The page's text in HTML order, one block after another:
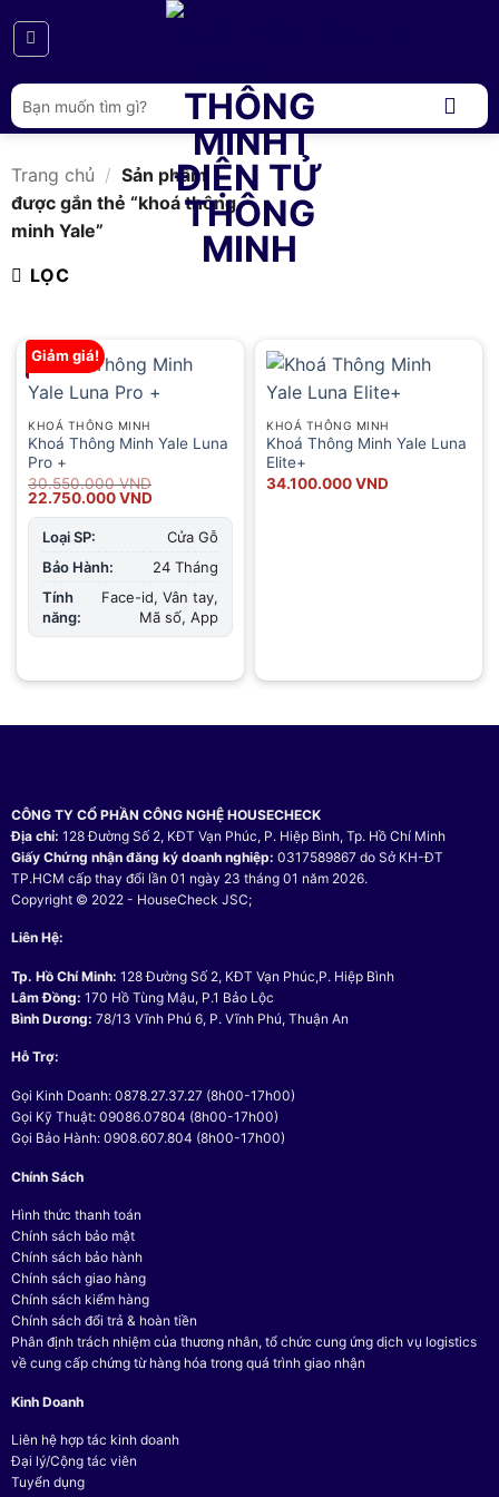
qua
dung
Tìm
kiếm:
Trang chủ / Sản phẩm
được gắn thẻ “khoá thông
minh Yale”
LỌC
Giảm giá!
KHOÁ THÔNG MINH
Khoá Thông Minh Yale Luna
Pro +
30.550.000VND
Giá
gốc
30.550.000 VND.
22.750.000VND
Giá
hiện
là:
22.750.000 VND.
Loại SP:
Cửa Gỗ
Bảo Hành:
24 Tháng
Tính
năng:
Face-id, Vân tay,
Mã số, App
KHOÁ THÔNG MINH
Khoá Thông Minh Yale Luna
Elite+
34.100.000VND
CÔNG TY CỔ PHẦN CÔNG NGHỆ HOUSECHECK
Địa chỉ: 128 Đường Số 2, KĐT Vạn Phúc, P. Hiệp Bình, Tp. Hồ Chí Minh
Giấy Chứng nhận đăng ký doanh nghiệp: 0317589867 do Sở KH-ĐT
TP.HCM cấp thay đổi lần 01 ngày 23 tháng 01 năm 2026.
Copyright © 2022 - HouseCheck JSC;
Liên Hệ:
Tp. Hồ Chí Minh: 128 Đường Số 2, KĐT Vạn Phúc,P. Hiệp Bình
Lâm Đồng: 170 Hồ Tùng Mậu, P.1 Bảo Lộc
Bình Dương: 78/13 Vĩnh Phú 6, P. Vĩnh Phú, Thuận An
Hỗ Trợ:
Gọi Kinh Doanh: 0878.27.37.27 (8h00-17h00)
Gọi Kỹ Thuật: 09086.07804 (8h00-17h00)
Gọi Bảo Hành: 0908.607.804 (8h00-17h00)
Chính Sách
Hình thức thanh toán
Chính sách bảo mật
Chính sách bảo hành
Chính sách giao hàng
Chính sách kiểm hàng
Chính sách đổi trả & hoàn tiền
Phân định trách nhiệm của thương nhân, tổ chức cung ứng dịch vụ logistics
về cung cấp chứng từ hàng hóa trong quá trình giao nhận
Kinh Doanh
Liên hệ hợp tác kinh doanh
Đại lý/Cộng tác viên
Tuyển dụng